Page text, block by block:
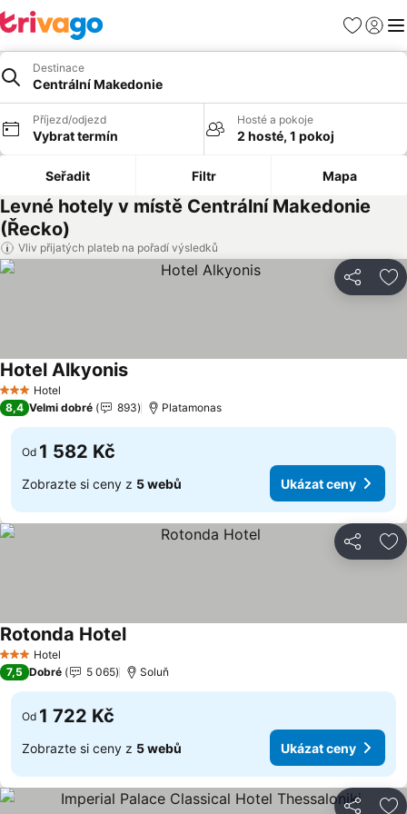
Oblíbené
Destinace
Centrální Makedonie
Příjezd/odjezd
Vybrat termín
Hosté a pokoje
2 hosté, 1 pokoj
Seřadit Filtr Mapa
Levné hotely v místě Centrální Makedonie
(Řecko)
Vliv přijatých plateb na pořadí výsledků
Sdílet
3 Počet hvězdiček
Hotel
Hotel AlkyonisUkázat ceny
8,4 Velmi dobré 893 Platamonas
Od 1 582 Kč
Zobrazte si ceny z 5 webů Ukázat ceny
Sdílet
3 Počet hvězdiček
Hotel
Rotonda HotelUkázat ceny
7,5 Dobré 5 065 Soluň
Od 1 722 Kč
Zobrazte si ceny z 5 webů Ukázat ceny